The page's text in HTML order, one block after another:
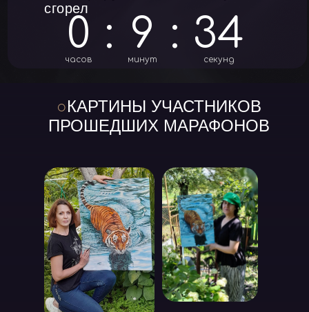
сгорел
0
часов
: 9
минут
: 32
секунд
○КАРТИНЫ УЧАСТНИКОВ
ПРОШЕДШИХ МАРАФОНОВ